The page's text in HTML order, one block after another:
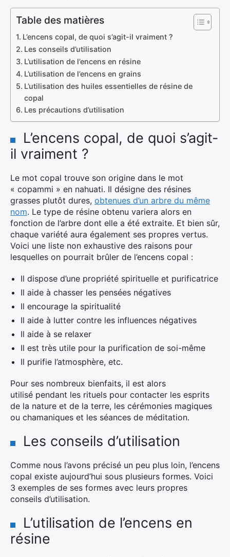
Table des matières
L’encens copal, de quoi s’agit-il vraiment ?
Les conseils d’utilisation
L’utilisation de l’encens en résine
L’utilisation de l’encens en grains
L’utilisation des huiles essentielles de résine de
copal
Les précautions d’utilisation
L’encens copal, de quoi s’agit-
il vraiment ?
Le mot copal trouve son origine dans le mot
« copammi » en nahuati. Il désigne des résines
grasses plutôt dures, obtenues d’un arbre du même
nom. Le type de résine obtenu variera alors en
fonction de l’arbre dont elle a été extraite. Et bien sûr,
chaque variété aura également ses propres vertus.
Voici une liste non exhaustive des raisons pour
lesquelles on pourrait brûler de l’encens copal :
Il dispose d’une propriété spirituelle et purificatrice
Il aide à chasser les pensées négatives
Il encourage la spiritualité
Il aide à lutter contre les influences négatives
Il aide à se relaxer
Il est très utile pour la purification de soi-même
Il purifie l’atmosphère, etc.
Pour ses nombreux bienfaits, il est alors
utilisé pendant les rituels pour contacter les esprits
de la nature et de la terre, les cérémonies magiques
ou chamaniques et les séances de méditation.
Les conseils d’utilisation
Comme nous l’avons précisé un peu plus loin, l’encens
copal existe aujourd’hui sous plusieurs formes. Voici
3 exemples de ses formes avec leurs propres
conseils d’utilisation.
L’utilisation de l’encens en
résine
×